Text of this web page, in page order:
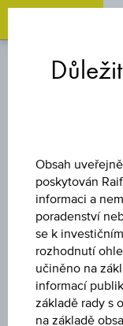
Quicklinks
Uveřejněné
Obsah
poskytován
informaci a
poradenství
se k
rozhodnutí
učiněno na
informací
základě rady s
na základě